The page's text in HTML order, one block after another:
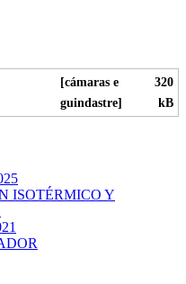
[cámaras e
guindastre]
320
kB
ISOTÉRMICO Y